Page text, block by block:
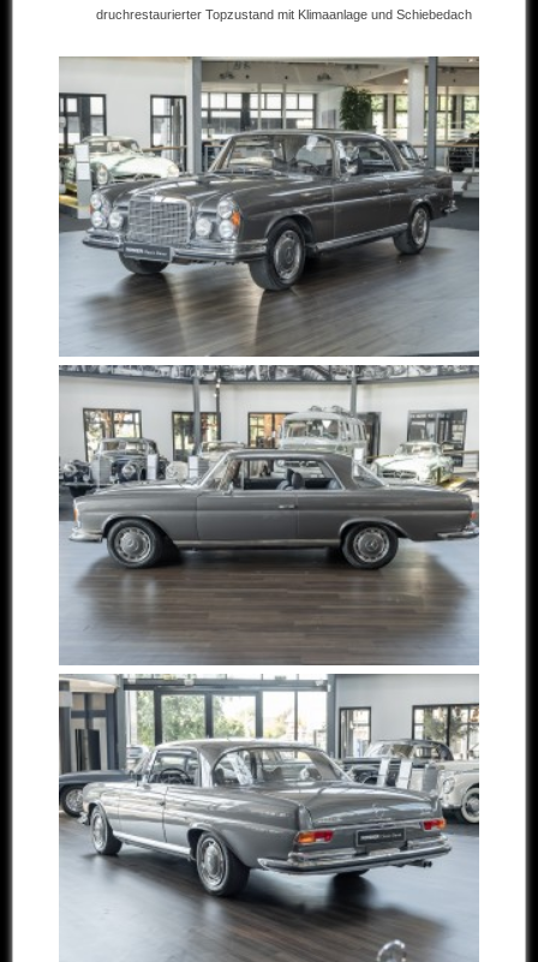
Verkaufte Fahrzeuge
Kontakt
Impressum
Datenschutz
AGB
Haftungsausschluss
druchrestaurierter Topzustand mit Klimaanlage und Schiebedach